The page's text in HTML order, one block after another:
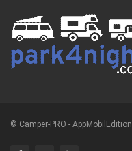
© Camper-PRO - AppMobilEdition